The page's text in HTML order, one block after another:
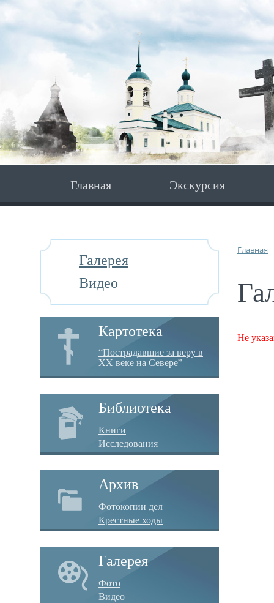
Главная Экскурсия
Галерея
Видео
Картотека
“Пострадавшие за веру в
XX веке на Севере”
Библиотека
Книги
Исследования
Архив
Фотокопии дел
Крестные ходы
Галерея
Фото
Видео
Главная
Не